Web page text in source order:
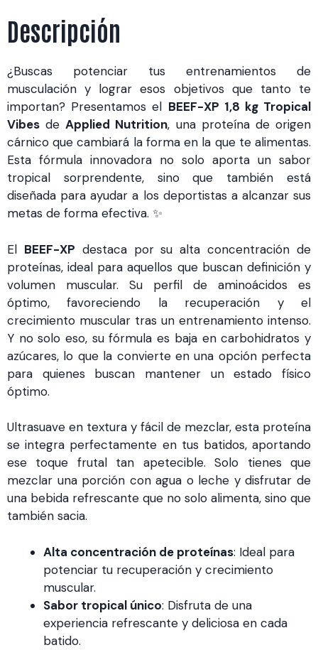
Descripción
¿Buscas potenciar tus entrenamientos de
musculación y lograr esos objetivos que tanto te
importan? Presentamos el BEEF-XP 1,8 kg Tropical
Vibes deApplied Nutrition, una proteína de origen
cárnico que cambiará la forma en la que te alimentas.
Esta fórmula innovadora no solo aporta un sabor
tropical sorprendente, sino que también está
diseñada para ayudar a los deportistas a alcanzar sus
metas de forma efectiva. ✨
El BEEF-XP destaca por su alta concentración de
proteínas, ideal para aquellos que buscan definición y
volumen muscular. Su perfil de aminoácidos es
óptimo, favoreciendo la recuperación y el
crecimiento muscular tras un entrenamiento intenso.
Y no solo eso, su fórmula es baja en carbohidratos y
azúcares, lo que la convierte en una opción perfecta
para quienes buscan mantener un estado físico
óptimo.
Ultrasuave en textura y fácil de mezclar, esta proteína
se integra perfectamente en tus batidos, aportando
ese toque frutal tan apetecible. Solo tienes que
mezclar una porción con agua o leche y disfrutar de
una bebida refrescante que no solo alimenta, sino que
también sacia.
Alta concentración de proteínas: Ideal para
potenciar tu recuperación y crecimiento
muscular.
Sabor tropical único: Disfruta de una
experiencia refrescante y deliciosa en cada
batido.